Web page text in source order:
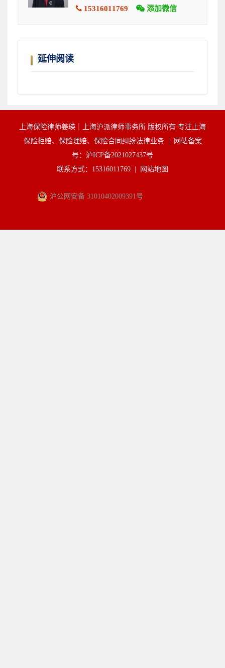
15316011769 添加微信
延伸阅读
上海保险律师姜瑛｜上海沪派律师事务所 版权所有 专注上海
保险拒赔、保险理赔、保险合同纠纷法律业务 |
网站备案
号：沪ICP备2021027437号
联系方式：15316011769 |
网站地图
沪公网安备 31010402009391号